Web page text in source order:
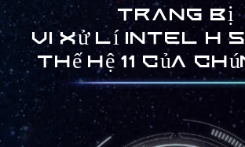
trang bị
Vi xử lí Intel H
thế hệ 11 của